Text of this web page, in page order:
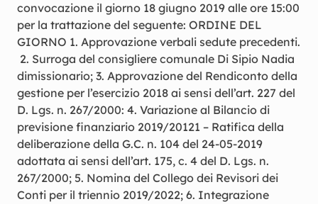
convocazione il giorno 18 giugno 2019 alle ore 15:00
per la trattazione del seguente: ORDINE DEL
GIORNO 1. Approvazione verbali sedute precedenti.
2. Surroga del consigliere comunale Di Sipio Nadia
dimissionario; 3. Approvazione del Rendiconto della
gestione per l’esercizio 2018 ai sensi dell’art. 227 del
D. Lgs. n. 267/2000: 4. Variazione al Bilancio di
previsione finanziario 2019/20121 – Ratifica della
deliberazione della G.C. n. 104 del 24-05-2019
adottata ai sensi dell’art. 175, c. 4 del D. Lgs. n.
267/2000; 5. Nomina del Collego dei Revisori dei
Conti per il triennio 2019/2022; 6. Integrazione